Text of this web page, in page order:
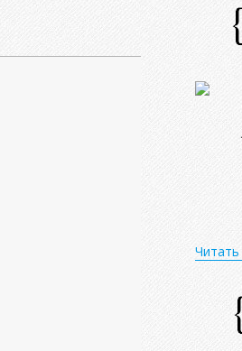
Читать